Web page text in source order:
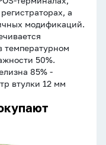
а
модификаций.
температурном
50%.
85% -
втулки 12 мм